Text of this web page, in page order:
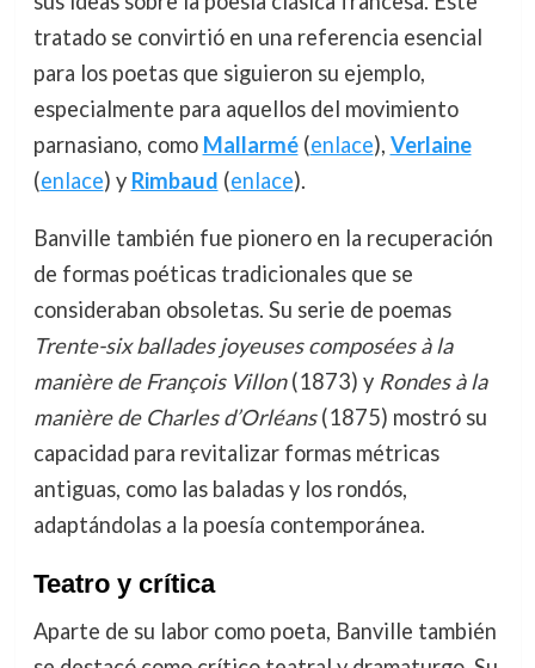
tratado se convirtió en una referencia esencial
para los poetas que siguieron su ejemplo,
especialmente para aquellos del movimiento
parnasiano, como Mallarmé(enlace), Verlaine
(enlace) y Rimbaud (enlace).
Banville también fue pionero en la recuperación
de formas poéticas tradicionales que se
consideraban obsoletas. Su serie de poemas
Trente-six ballades joyeuses composées à la
manière de François Villon(1873) y Rondes à la
manière de Charles d’Orléans(1875) mostró su
capacidad para revitalizar formas métricas
antiguas, como las baladas y los rondós,
adaptándolas a la poesía contemporánea.
Teatro y crítica
Aparte de su labor como poeta, Banville también